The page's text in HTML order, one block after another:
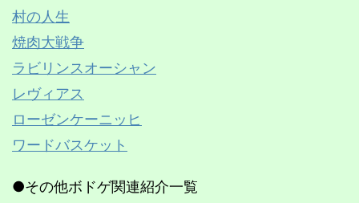
村の人生
焼肉大戦争
ラビリンスオーシャン
レヴィアス
ローゼンケーニッヒ
ワードバスケット
●その他ボドゲ関連紹介一覧